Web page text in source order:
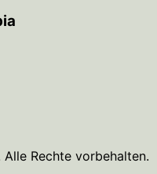
Rechte vorbehalten.